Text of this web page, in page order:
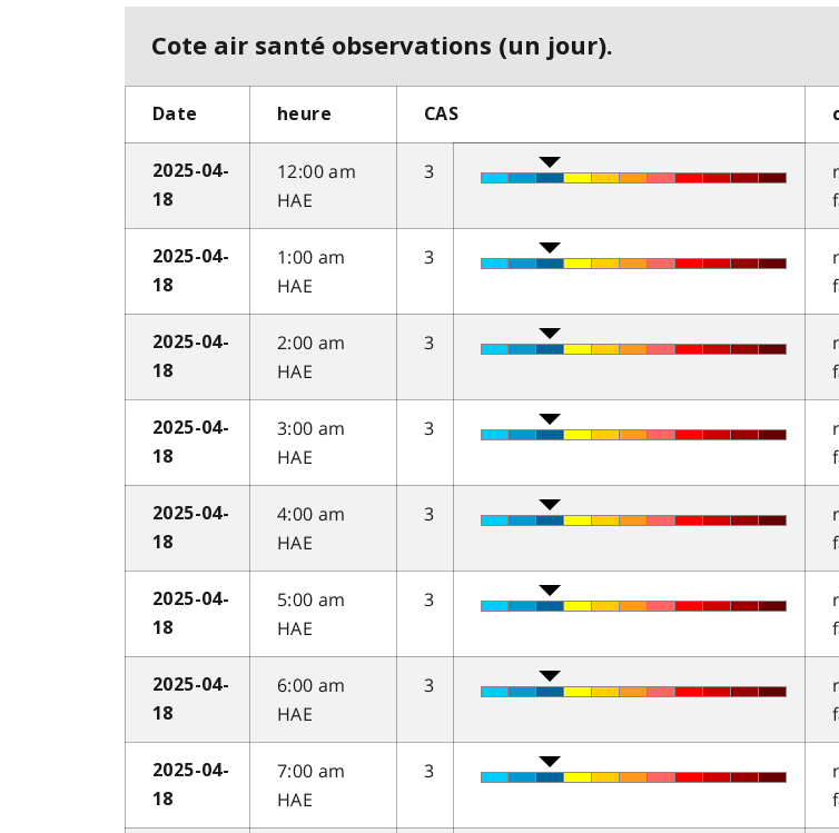
Cote air santé observations (un jour).
Date heure CAS
2025-04-
18
12:00 am
HAE
3
2025-04-
18
1:00 am
HAE
3
2025-04-
18
2:00 am
HAE
3
2025-04-
18
3:00 am
HAE
3
2025-04-
18
4:00 am
HAE
3
2025-04-
18
5:00 am
HAE
3
2025-04-
18
6:00 am
HAE
3
2025-04-
18
7:00 am
HAE
3